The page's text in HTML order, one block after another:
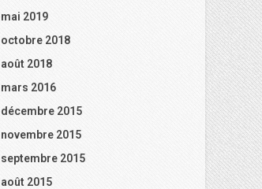
mai 2019
octobre 2018
août 2018
mars 2016
décembre 2015
novembre 2015
septembre 2015
août 2015